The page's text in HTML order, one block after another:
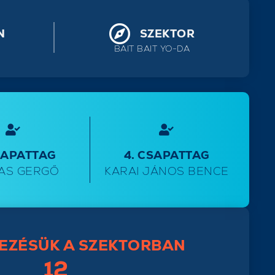
SZEKTOR
BAIT BAIT YO-DA
GERGŐ
4. CSAPATTAG
KARAI JÁNOS BENCE
A SZEKTORBAN
12